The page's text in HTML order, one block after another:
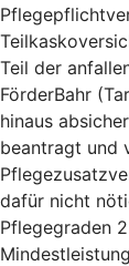
Teil der
FörderBahr
hinaus
beantragt und
dafür nicht
Pflegegraden